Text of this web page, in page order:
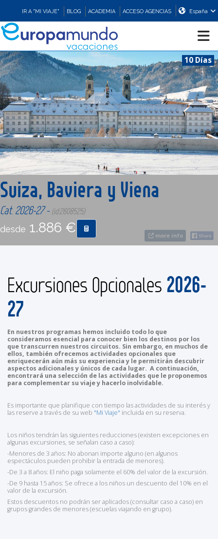
IR A "MI VIAJE" BLOG ACADEMIA ACCESO AGENCIAS España
CRUCEROS
EUROPA
ASIA
ORIENTE
PROMOCIONES
CONTACTO
10 Días
more info
Suiza, Baviera y Viena
Cat. 2026-27 - (id:2608525)
desde 1.886 €
Excursiones Opcionales 2026-
27
En nuestros programas hemos incluido todo lo que
consideramos esencial para conocer bien los destinos por los
que transcurren nuestros circuitos. Sin embargo, en muchos de
ellos, también ofrecemos actividades opcionales que
enriquecerán aún más su experiencia y le permitirán descubrir
aspectos adicionales y únicos de cada lugar. A continuación,
encontrará una selección de las actividades que le proponemos
para complementar su viaje y hacerlo inolvidable.
Es importante que planifique con tiempo las actividades de su interés y
las reserve a través de su web "Mi Viaje" incluida en su reserva.
Los niños tendrán las siguientes reducciones (existen excepciones en
algunas excursiones, se señalan caso a caso):
-Menores de 3 años: No abonan importe alguno (en algunos
espectáculos pueden prohibir la entrada de menores).
-De 3 a 8 años: El niño paga solamente el 60% del valor de la excursión.
-De 9 hasta 15 años: Se ofrece a los niños un descuento del 10% en el
valor de la excursión.
Estos descuentos no podrán ser aplicados (consultar caso a caso) en
grupos grandes de menores (escuelas viajando en grupo).